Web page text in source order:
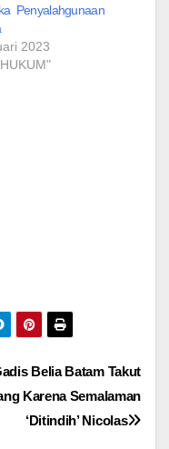
Penyalahgunaan
2023
Belia Batam Takut
Karena Semalaman
‘Ditindih’ Nicolas